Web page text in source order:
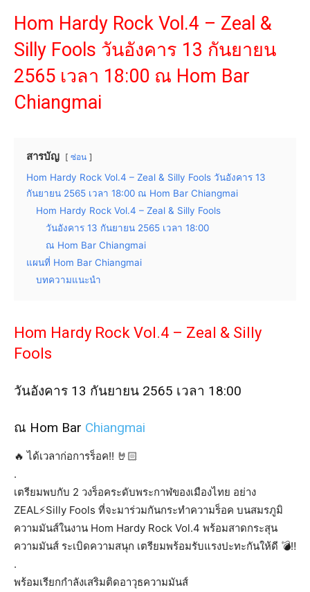
Hom Hardy Rock Vol.4 – Zeal &
Silly Fools วันอังคาร 13 กันยายน
2565 เวลา 18:00 ณ Hom Bar
Chiangmai
สารบัญ ซ่อน
Hom Hardy Rock Vol.4 – Zeal & Silly Fools วันอังคาร 13
กันยายน 2565 เวลา 18:00 ณ Hom Bar Chiangmai
Hom Hardy Rock Vol.4 – Zeal & Silly Fools
วันอังคาร 13 กันยายน 2565 เวลา 18:00
ณ Hom Bar Chiangmai
แผนที่ Hom Bar Chiangmai
บทความแนะนำ
Hom Hardy Rock Vol.4 – Zeal & Silly
Fools
วันอังคาร 13 กันยายน 2565 เวลา 18:00
ณ Hom Bar Chiangmai
🔥 ได้เวลาก่อการร็อค!! 🤘🏻
.
เตรียมพบกับ 2 วงร็อคระดับพระกาฬของเมืองไทย อย่าง
ZEAL⚡️Silly Fools ที่จะมาร่วมกันกระทำความร็อค บนสมรภูมิ
ความมันส์ในงาน Hom Hardy Rock Vol.4 พร้อมสาดกระสุน
ความมันส์ ระเบิดความสนุก เตรียมพร้อมรับแรงปะทะกันให้ดี 💣‼️
.
พร้อมเรียกกำลังเสริมติดอาวุธความมันส์